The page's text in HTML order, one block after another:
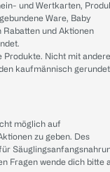
und Wertkarten,
Ware, Baby
und Aktionen
Produkte. Nicht mit
kaufmännisch
möglich auf
zu geben. Des
Fragen wende dich bitte